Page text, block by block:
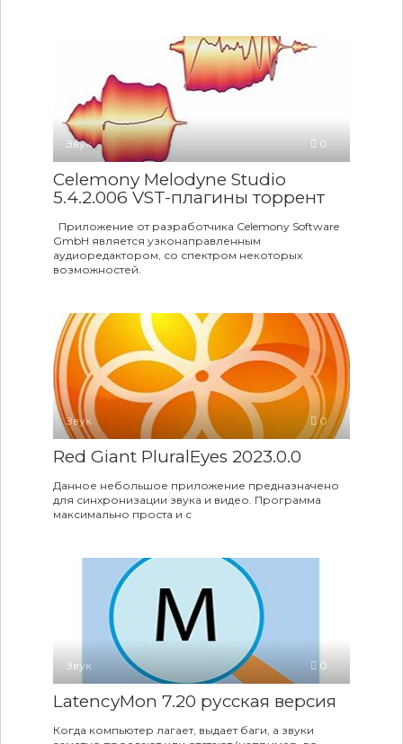
Звук 0
Celemony Melodyne Studio
5.4.2.006 VST-плагины торрент
Приложение от разработчика Celemony Software
GmbH является узконаправленным
аудиоредактором, со спектром некоторых
возможностей.
Звук 0
Red Giant PluralEyes 2023.0.0
Данное небольшое приложение предназначено
для синхронизации звука и видео. Программа
максимально проста и с
Звук 0
LatencyMon 7.20 русская версия
Когда компьютер лагает, выдает баги, а звуки